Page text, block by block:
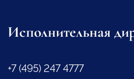
Исполнительная
+7 (495) 247 4777